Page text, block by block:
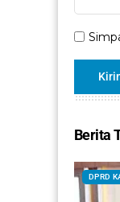
Berita
DPRD